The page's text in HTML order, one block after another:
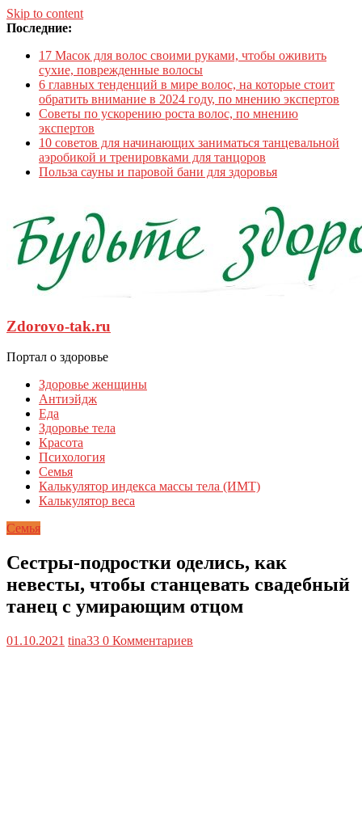
Skip to content
Последние:
17 Масок для волос своими руками, чтобы оживить
сухие, поврежденные волосы
6 главных тенденций в мире волос, на которые стоит
обратить внимание в 2024 году, по мнению экспертов
Советы по ускорению роста волос, по мнению
экспертов
10 советов для начинающих заниматься танцевальной
аэробикой и тренировками для танцоров
Польза сауны и паровой бани для здоровья
Zdorovo-tak.ru
Портал о здоровье
Здоровье женщины
Антиэйдж
Еда
Здоровье тела
Красота
Психология
Семья
Калькулятор индекса массы тела (ИМТ)
Калькулятор веса
Семья
Сестры-подростки оделись, как
невесты, чтобы станцевать свадебный
танец с умирающим отцом
01.10.2021 tina33 0 Комментариев